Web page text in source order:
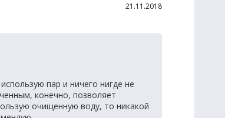
21.11.2018
пар и ничего нигде не
конечно, позволяет
очищенную воду, то никакой